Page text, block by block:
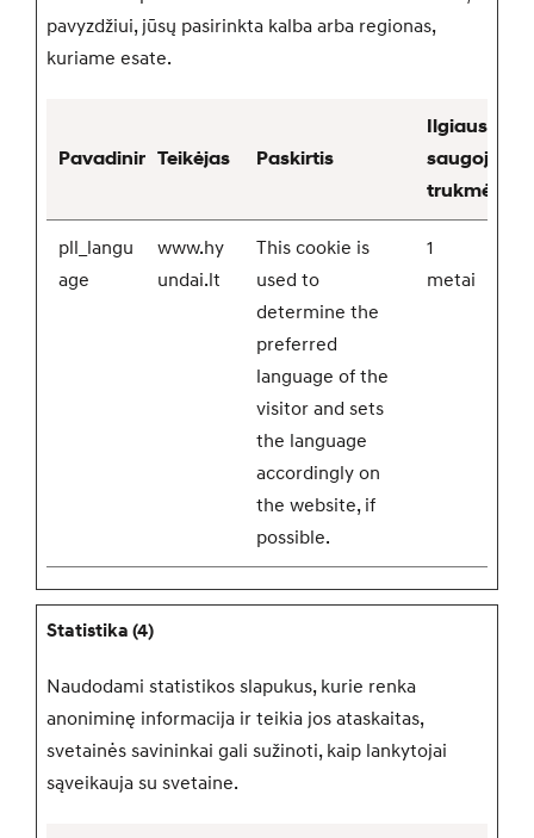
pavyzdžiui, jūsų pasirinkta kalba arba regionas,
kuriame esate.
PavadinimasTeikėjas Paskirtis
Ilgiausia
saugojimo
trukmė
pll_langu
age
www.hy
undai.lt
This cookie is
used to
determine the
preferred
language of the
visitor and sets
the language
accordingly on
the website, if
possible.
1
metai
Statistika (4)
Naudodami statistikos slapukus, kurie renka
anoniminę informacija ir teikia jos ataskaitas,
svetainės savininkai gali sužinoti, kaip lankytojai
sąveikauja su svetaine.